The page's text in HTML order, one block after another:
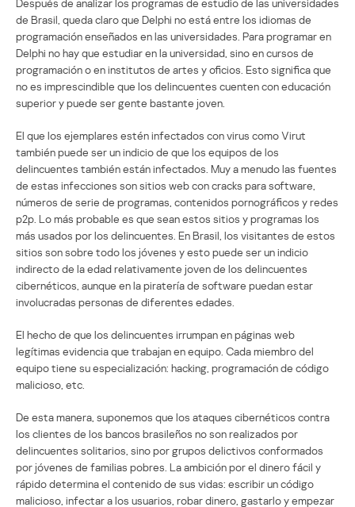
de Brasil, queda claro que Delphi no está entre los idiomas de
programación enseñados en las universidades. Para programar en
Delphi no hay que estudiar en la universidad, sino en cursos de
programación o en institutos de artes y oficios. Esto significa que
no es imprescindible que los delincuentes cuenten con educación
superior y puede ser gente bastante joven.
El que los ejemplares estén infectados con virus como Virut
también puede ser un indicio de que los equipos de los
delincuentes también están infectados. Muy a menudo las fuentes
de estas infecciones son sitios web con cracks para software,
números de serie de programas, contenidos pornográficos y redes
p2p. Lo más probable es que sean estos sitios y programas los
más usados por los delincuentes. En Brasil, los visitantes de estos
sitios son sobre todo los jóvenes y esto puede ser un indicio
indirecto de la edad relativamente joven de los delincuentes
cibernéticos, aunque en la piratería de software puedan estar
involucradas personas de diferentes edades.
El hecho de que los delincuentes irrumpan en páginas web
legítimas evidencia que trabajan en equipo. Cada miembro del
equipo tiene su especialización: hacking, programación de código
malicioso, etc.
De esta manera, suponemos que los ataques cibernéticos contra
los clientes de los bancos brasileños no son realizados por
delincuentes solitarios, sino por grupos delictivos conformados
por jóvenes de familias pobres. La ambición por el dinero fácil y
rápido determina el contenido de sus vidas: escribir un código
malicioso, infectar a los usuarios, robar dinero, gastarlo y empezar